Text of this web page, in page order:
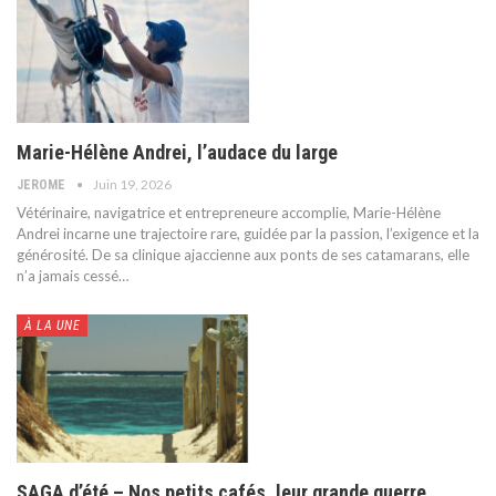
Marie-Hélène Andrei, l’audace du large
JEROME Juin 19, 2026
Vétérinaire, navigatrice et entrepreneure accomplie, Marie-Hélène
Andrei incarne une trajectoire rare, guidée par la passion, l’exigence et la
générosité. De sa clinique ajaccienne aux ponts de ses catamarans, elle
n’a jamais cessé…
À LA UNE